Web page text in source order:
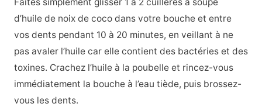
Faites simplement glisser 1 à 2 cuillères à soupe
d’huile de noix de coco dans votre bouche et entre
vos dents pendant 10 à 20 minutes, en veillant à ne
pas avaler l’huile car elle contient des bactéries et des
toxines. Crachez l’huile à la poubelle et rincez-vous
immédiatement la bouche à l’eau tiède, puis brossez-
vous les dents.